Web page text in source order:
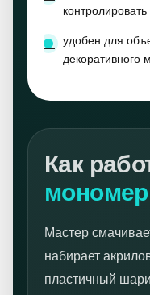
удобен для
декоративного
Как
мономер
Мастер
набирает
пластичный